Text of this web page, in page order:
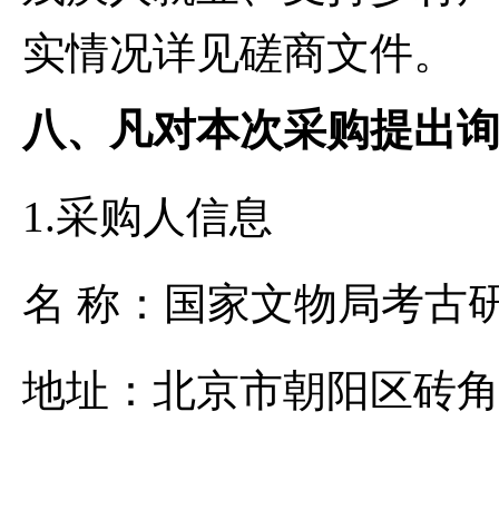
实情况详见磋商文件。
八、凡对本次采购提出
1.采购人信息
名 称：国家文物
地址：北京市朝